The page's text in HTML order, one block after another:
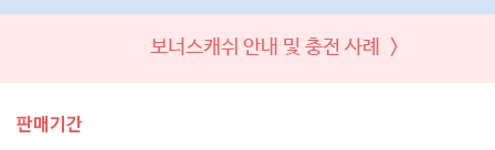
보너스캐쉬 안내 및 충전 사례 >
판매기간